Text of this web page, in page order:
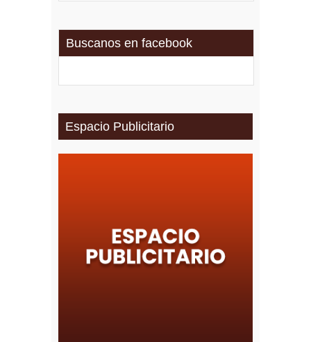
Buscanos en facebook
Espacio Publicitario